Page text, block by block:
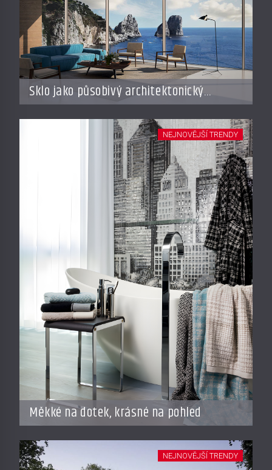
Sklo jako působivý architektonický
materiál
Měkké na dotek, krásné na pohled
NEJNOVĚJŠÍ TRENDY
NEJNOVĚJŠÍ TRENDY